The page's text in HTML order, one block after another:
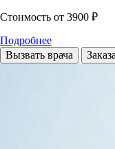
Стоимость от 3900 ₽
Подробнее
Вызвать врача